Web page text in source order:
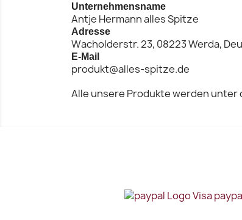
 Vorschau
Unternehmensname
Antje Hermann alles Spitze
Adresse
Wacholderstr. 23, 08223 Werda,
E-Mail
produkt@alles-spitze.de
Alle unsere Produkte werden